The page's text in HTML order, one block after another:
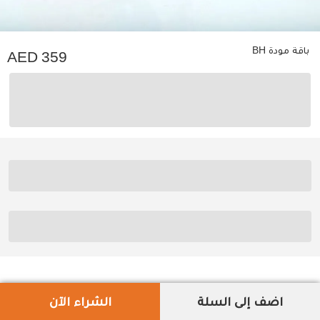
باقة مودة BH 359
اضف إلى السلة الشراء الآن